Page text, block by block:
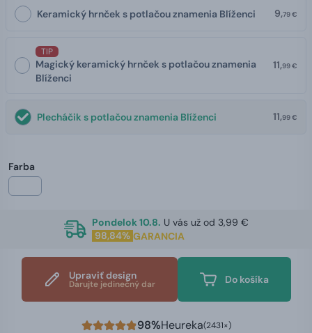
Keramický hrnček s potlačou znamenia Blíženci 9,79 €
TIP
Magický keramický hrnček s potlačou znamenia
Blíženci
11,99 €
Plecháčik s potlačou znamenia Blíženci 11,99 €
Farba
Pondelok 10.8. U vás už od 3,99 €
98,84% GARANCIA
Upraviť design
Darujte jedinečný dar Do košíka
98%Heureka(2431×)